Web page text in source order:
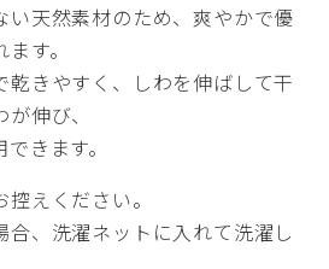
い天然素材のため、爽やかで優
す。
乾きやすく、しわを伸ばして干
伸び、
きます。
えください。
、洗濯ネットに入れて洗濯し